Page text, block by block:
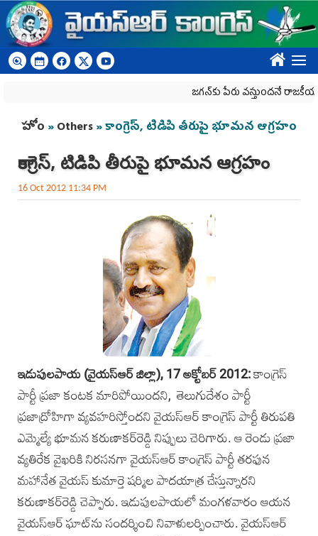
Skip to main content
????
జగన్‌కు పేరు వస్తుందనే రాజకీయ
You are here
హోం »Others» కాంగ్రెస్, టిడిపి తీరుపై భూమన ఆగ్రహం
కాంగ్రెస్, టిడిపి తీరుపై భూమన ఆగ్రహం
16 Oct 2012 11:34 PM
ఇడుపులపాయ (వైయస్‌ఆర్ జిల్లా), 17 ‌అక్టోబర్‌ 2012:‌కాంగ్రెస్‌
పార్టీ ప్రజా కంటక మారిపోయిందని, తెలుగుదేశం పార్టీ
ప్రజాద్రోహిగా వ్యవహరిస్తోందని వైయస్‌ఆర్‌ కాంగ్రెస్‌ పార్టీ తిరుపతి
ఎమ్మెల్యే భూమన కరుణాకర్‌రెడ్డి నిప్పులు చెరిగారు. ఆ రెండు ప్రజా
వ్యతిరేక వైఖరికి నిరసనగా వైయస్‌ఆర్ కాంగ్రె‌స్ పార్టీ తరఫున
మహానేత వై‌యస్ కుమార్తె షర్మిల పాదయాత్ర చేస్తున్నారని
కరుణాక‌ర్‌రెడ్డి చెప్పారు. ఇడుపులపాయలో మంగళవారం ఆయన
వైయస్‌ఆర్ ఘా‌ట్‌ను సందర్శించి నివాళులర్పించారు. వైయస్‌ఆర్